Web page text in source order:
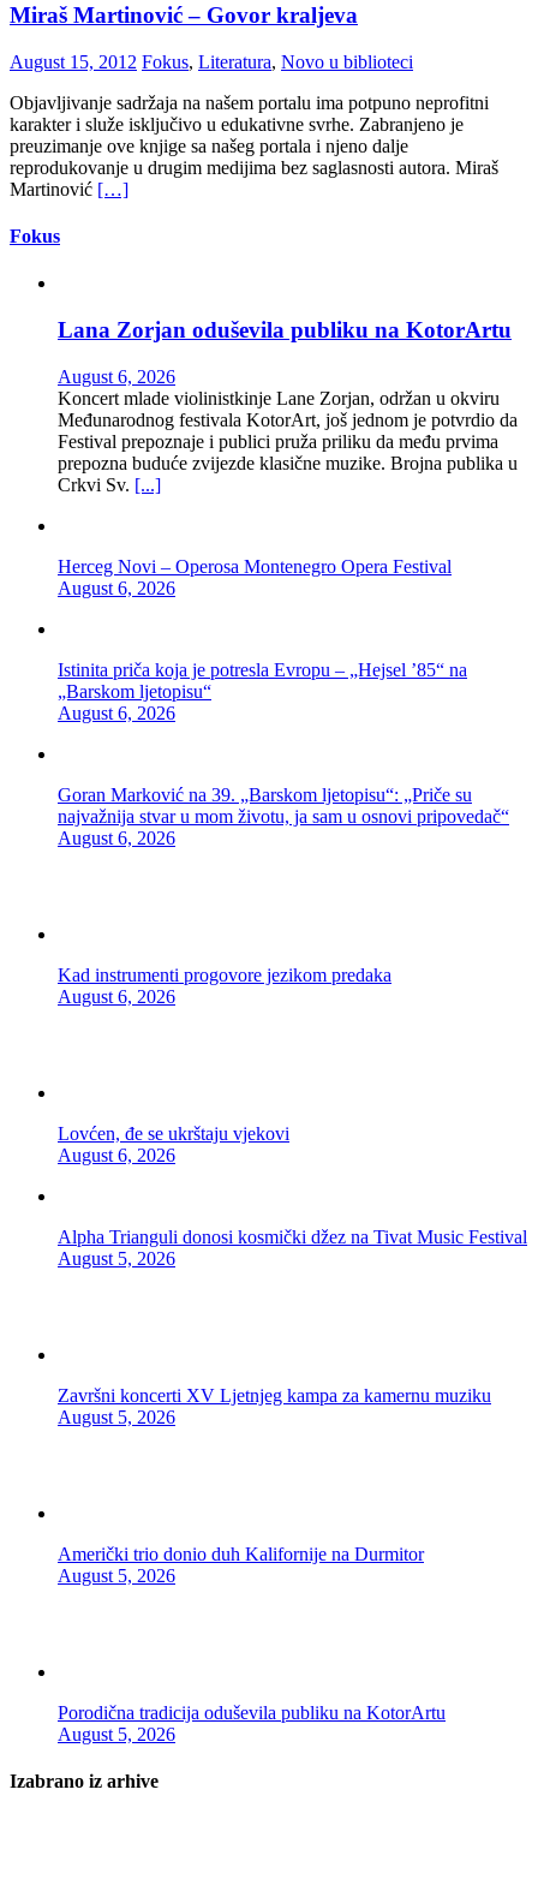
Miraš Martinović – Govor kraljeva
August 15, 2012 Fokus, Literatura, Novo u biblioteci
Objavljivanje sadržaja na našem portalu ima potpuno neprofitni
karakter i služe isključivo u edukativne svrhe. Zabranjeno je
preuzimanje ove knjige sa našeg portala i njeno dalje
reprodukovanje u drugim medijima bez saglasnosti autora. Miraš
Martinović […]
Fokus
Lana Zorjan oduševila publiku na KotorArtu
August 6, 2026
Koncert mlade violinistkinje Lane Zorjan, održan u okviru
Međunarodnog festivala KotorArt, još jednom je potvrdio da
Festival prepoznaje i publici pruža priliku da među prvima
prepozna buduće zvijezde klasične muzike. Brojna publika u
Crkvi Sv. [...]
Herceg Novi – Operosa Montenegro Opera Festival
August 6, 2026
Istinita priča koja je potresla Evropu – „Hejsel ’85“ na
„Barskom ljetopisu“
August 6, 2026
Goran Marković na 39. „Barskom ljetopisu“: „Priče su
najvažnija stvar u mom životu, ja sam u osnovi pripovedač“
August 6, 2026
Kad instrumenti progovore jezikom predaka
August 6, 2026
Lovćen, đe se ukrštaju vjekovi
August 6, 2026
Alpha Trianguli donosi kosmički džez na Tivat Music Festival
August 5, 2026
Završni koncerti XV Ljetnjeg kampa za kamernu muziku
August 5, 2026
Američki trio donio duh Kalifornije na Durmitor
August 5, 2026
Porodična tradicija oduševila publiku na KotorArtu
August 5, 2026
Izabrano iz arhive